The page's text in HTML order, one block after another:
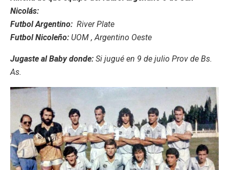
Nicolás:
Futbol Argentino: River Plate
Futbol Nicoleño: UOM , Argentino Oeste
Jugaste al Baby donde: Si jugué en 9 de julio Prov de Bs.
As.